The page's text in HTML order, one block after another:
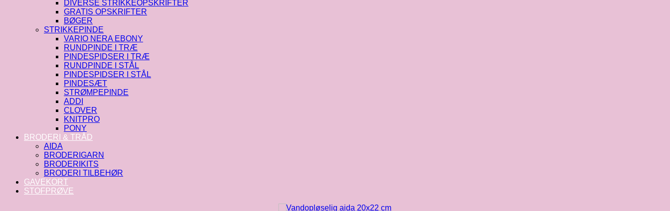
DIVERSE STRIKKEOPSKRIFTER
GRATIS OPSKRIFTER
BØGER
STRIKKEPINDE
VARIO NERA EBONY
RUNDPINDE I TRÆ
PINDESPIDSER I TRÆ
RUNDPINDE I STÅL
PINDESPIDSER I STÅL
PINDESÆT
STRØMPEPINDE
ADDI
CLOVER
KNITPRO
PONY
BRODERI & TRÅD
AIDA
BRODERIGARN
BRODERIKITS
BRODERI TILBEHØR
GAVEKORT
STOFPRØVE